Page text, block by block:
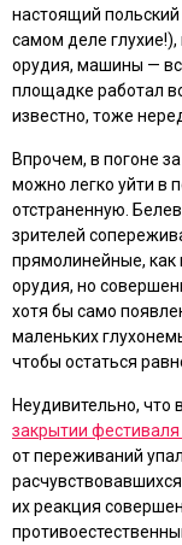
настоящий
самом деле
орудия, машины —
площадке работал
известно, тоже
Впрочем, в погоне
можно легко уйти в
отстраненную.
зрителей
прямолинейные, как
орудия, но
хотя бы само
маленьких
чтобы остаться
Неудивительно, что
закрытии
от переживаний
их реакция